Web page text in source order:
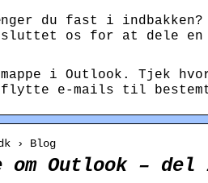
du fast i
os for at dele en
i Outlook. Tjek
e-mails til
› Blog
Outlook –